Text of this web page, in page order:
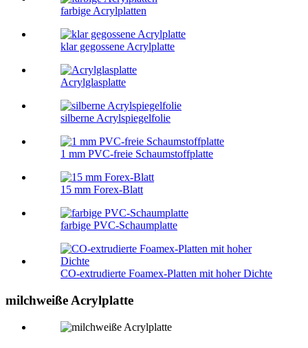
farbige Acrylplatten
klar gegossene Acrylplatte
Acrylglasplatte
silberne Acrylspiegelfolie
1 mm PVC-freie Schaumstoffplatte
15 mm Forex-Blatt
farbige PVC-Schaumplatte
CO-extrudierte Foamex-Platten mit hoher Dichte
milchweiße Acrylplatte